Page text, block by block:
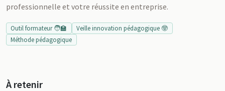
professionnelle et votre réussite en entreprise.
Outil formateur 🧑‍🏫
Veille innovation pédagogique 🤓
Méthode pédagogique
À retenir